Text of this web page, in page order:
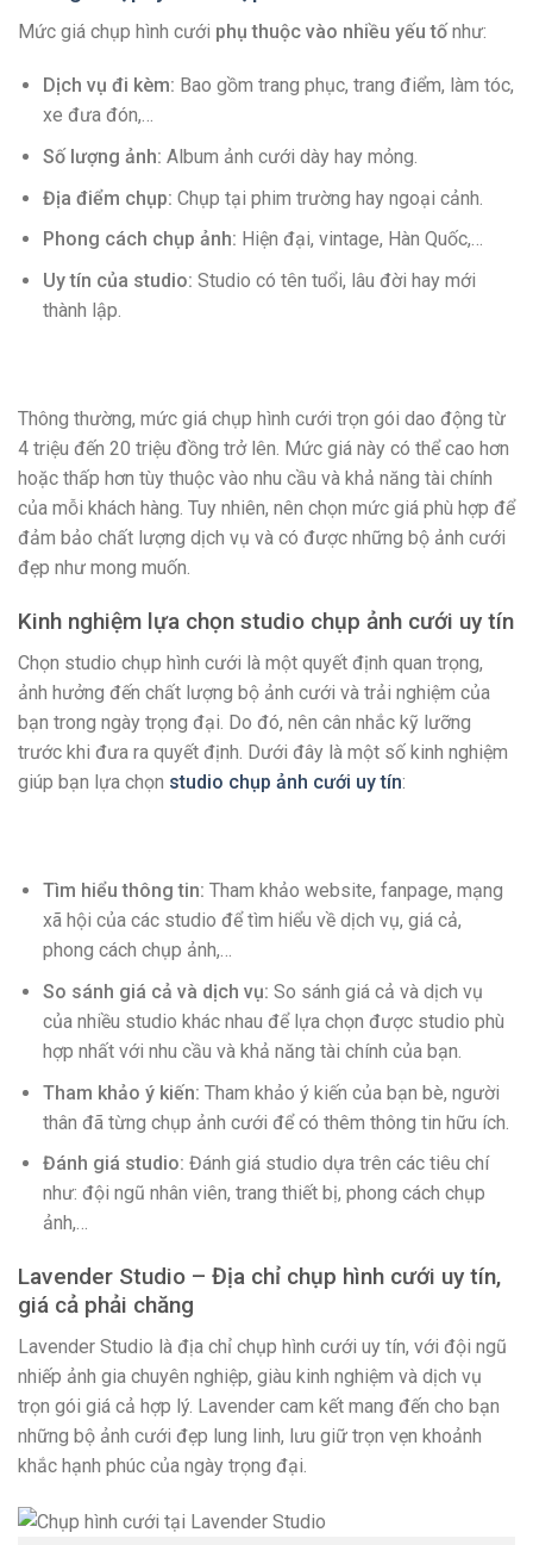
Mức giá chụp hình cưới phụ thuộc vào nhiều yếu tốnhư:
Dịch vụ đi kèm: Bao gồm trang phục, trang điểm, làm tóc,
xe đưa đón,…
Số lượng ảnh: Album ảnh cưới dày hay mỏng.
Địa điểm chụp: Chụp tại phim trường hay ngoại cảnh.
Phong cách chụp ảnh: Hiện đại, vintage, Hàn Quốc,…
Uy tín của studio: Studio có tên tuổi, lâu đời hay mới
thành lập.
Thông thường, mức giá chụp hình cưới trọn gói dao động từ
4 triệu đến 20 triệu đồng trở lên. Mức giá này có thể cao hơn
hoặc thấp hơn tùy thuộc vào nhu cầu và khả năng tài chính
của mỗi khách hàng. Tuy nhiên, nên chọn mức giá phù hợp để
đảm bảo chất lượng dịch vụ và có được những bộ ảnh cưới
đẹp như mong muốn.
Kinh nghiệm lựa chọn studio chụp ảnh cưới uy tín
Chọn studio chụp hình cưới là một quyết định quan trọng,
ảnh hưởng đến chất lượng bộ ảnh cưới và trải nghiệm của
bạn trong ngày trọng đại. Do đó, nên cân nhắc kỹ lưỡng
trước khi đưa ra quyết định. Dưới đây là một số kinh nghiệm
giúp bạn lựa chọn studio chụp ảnh cưới uy tín:
Tìm hiểu thông tin: Tham khảo website, fanpage, mạng
xã hội của các studio để tìm hiểu về dịch vụ, giá cả,
phong cách chụp ảnh,…
So sánh giá cả và dịch vụ: So sánh giá cả và dịch vụ
của nhiều studio khác nhau để lựa chọn được studio phù
hợp nhất với nhu cầu và khả năng tài chính của bạn.
Tham khảo ý kiến: Tham khảo ý kiến của bạn bè, người
thân đã từng chụp ảnh cưới để có thêm thông tin hữu ích.
Đánh giá studio: Đánh giá studio dựa trên các tiêu chí
như: đội ngũ nhân viên, trang thiết bị, phong cách chụp
ảnh,…
Lavender Studio – Địa chỉ chụp hình cưới uy tín,
giá cả phải chăng
Lavender Studio là địa chỉ chụp hình cưới uy tín, với đội ngũ
nhiếp ảnh gia chuyên nghiệp, giàu kinh nghiệm và dịch vụ
trọn gói giá cả hợp lý. Lavender cam kết mang đến cho bạn
những bộ ảnh cưới đẹp lung linh, lưu giữ trọn vẹn khoảnh
khắc hạnh phúc của ngày trọng đại.